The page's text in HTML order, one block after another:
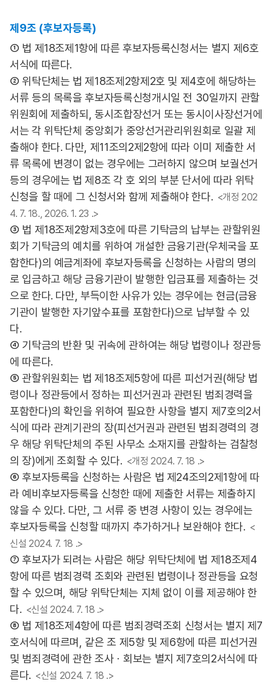
제9조 (후보자등록)
① 법 제18조제1항에 따른 후보자등록신청서는 별지 제6호
서식에 따른다.
② 위탁단체는 법 제18조제2항제2호 및 제4호에 해당하는
서류 등의 목록을 후보자등록신청개시일 전 30일까지 관할
위원회에 제출하되, 동시조합장선거 또는 동시이사장선거에
서는 각 위탁단체 중앙회가 중앙선거관리위원회로 일괄 제
출해야 한다. 다만, 제11조의2제2항에 따라 이미 제출한 서
류 목록에 변경이 없는 경우에는 그러하지 않으며 보궐선거
등의 경우에는 법 제8조 각 호 외의 부분 단서에 따라 위탁
신청을 할 때에 그 신청서와 함께 제출해야 한다. <개정 202
4. 7. 18., 2026. 1. 23 .>
③ 법 제18조제2항제3호에 따른 기탁금의 납부는 관할위원
회가 기탁금의 예치를 위하여 개설한 금융기관(우체국을 포
함한다)의 예금계좌에 후보자등록을 신청하는 사람의 명의
로 입금하고 해당 금융기관이 발행한 입금표를 제출하는 것
으로 한다. 다만, 부득이한 사유가 있는 경우에는 현금(금융
기관이 발행한 자기앞수표를 포함한다)으로 납부할 수 있
다.
④ 기탁금의 반환 및 귀속에 관하여는 해당 법령이나 정관등
에 따른다.
⑤ 관할위원회는 법 제18조제5항에 따른 피선거권(해당 법
령이나 정관등에서 정하는 피선거권과 관련된 범죄경력을
포함한다)의 확인을 위하여 필요한 사항을 별지 제7호의2서
식에 따라 관계기관의 장(피선거권과 관련된 범죄경력의 경
우 해당 위탁단체의 주된 사무소 소재지를 관할하는 검찰청
의 장)에게 조회할 수 있다. <개정 2024. 7. 18 .>
⑥ 후보자등록을 신청하는 사람은 법 제24조의2제1항에 따
라 예비후보자등록을 신청한 때에 제출한 서류는 제출하지
않을 수 있다. 다만, 그 서류 중 변경 사항이 있는 경우에는
후보자등록을 신청할 때까지 추가하거나 보완해야 한다. <
신설 2024. 7. 18 .>
⑦ 후보자가 되려는 사람은 해당 위탁단체에 법 제18조제4
항에 따른 범죄경력 조회와 관련된 법령이나 정관등을 요청
할 수 있으며, 해당 위탁단체는 지체 없이 이를 제공해야 한
다. <신설 2024. 7. 18 .>
⑧ 법 제18조제4항에 따른 범죄경력조회 신청서는 별지 제7
호서식에 따르며, 같은 조 제5항 및 제6항에 따른 피선거권
및 범죄경력에 관한 조사ㆍ회보는 별지 제7호의2서식에 따
른다. <신설 2024. 7. 18 .>